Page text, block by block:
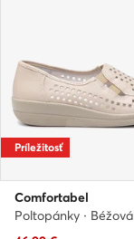
Príležitosť
Comfortabel
Poltopánky · Béžová